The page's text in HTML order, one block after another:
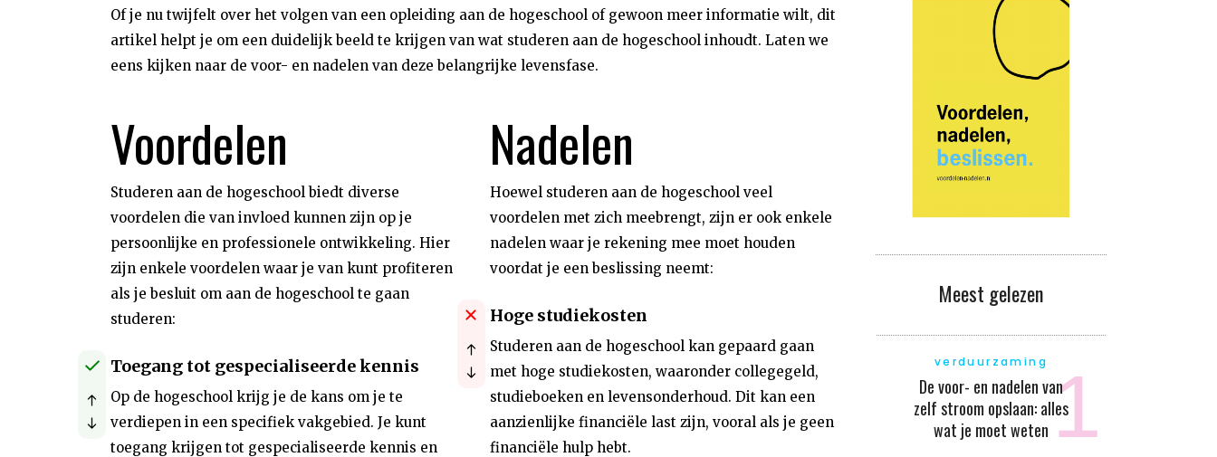
Of je nu twijfelt over het volgen van een opleiding aan de hogeschool of gewoon meer informatie wilt, dit
artikel helpt je om een duidelijk beeld te krijgen van wat studeren aan de hogeschool inhoudt. Laten we
eens kijken naar de voor- en nadelen van deze belangrijke levensfase.
Voordelen
Studeren aan de hogeschool biedt diverse
voordelen die van invloed kunnen zijn op je
persoonlijke en professionele ontwikkeling. Hier
zijn enkele voordelen waar je van kunt profiteren
als je besluit om aan de hogeschool te gaan
studeren:
Toegang tot gespecialiseerde kennis
Op de hogeschool krijg je de kans om je te
verdiepen in een specifiek vakgebied. Je kunt
toegang krijgen tot gespecialiseerde kennis en
Nadelen
Hoewel studeren aan de hogeschool veel
voordelen met zich meebrengt, zijn er ook enkele
nadelen waar je rekening mee moet houden
voordat je een beslissing neemt:
Hoge studiekosten
Studeren aan de hogeschool kan gepaard gaan
met hoge studiekosten, waaronder collegegeld,
studieboeken en levensonderhoud. Dit kan een
aanzienlijke financiële last zijn, vooral als je geen
financiële hulp hebt.
Meest gelezen
verduurzaming
De voor- en nadelen van
zelf stroom opslaan: alles
wat je moet weten